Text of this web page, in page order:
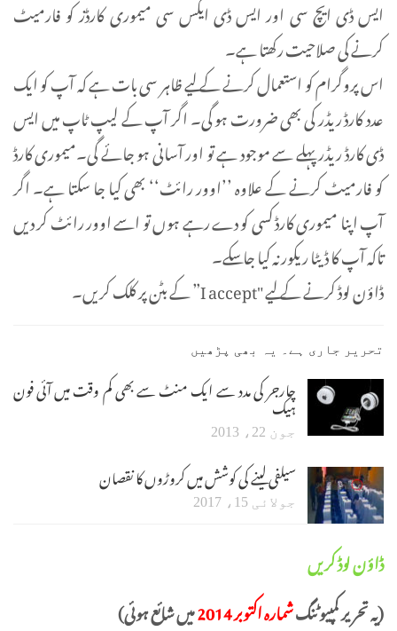
ایس ڈی ایچ سی اور ایس ڈی ایکس سی میموری کارڈز کو فارمیٹ
کرنے کی صلاحیت رکھتا ہے۔
اس پروگرام کو استعمال کرنے کے لیے ظاہر سی بات ہے کہ آپ کو ایک
عدد کارڈ ریڈر کی بھی ضرورت ہو گی۔ اگر آپ کے لیپ ٹاپ میں ایس
ڈی کارڈ ریڈر پہلے سے موجود ہے تو اور آسانی ہو جائے گی۔میموری کارڈ
کو فارمیٹ کرنے کے علاوہ ’’اوور رائٹ‘‘ بھی کیا جا سکتا ہے۔ اگر
آپ اپنا میموری کارڈ کسی کو دے رہے ہوں تو اسے اوور رائٹ کر دیں
تاکہ آپ کا ڈیٹا ریکور نہ کیا جا سکے۔
ڈاؤن لوڈ کرنے کے لیے "I accept” کے بٹن پر کلک کریں۔
تحریر جاری ہے۔ یہ بھی پڑھیں
چارجر کی مدد سے ایک منٹ سے بھی کم وقت میں آئی فون
ہیک
جون 22، 2013
سیلفی لینے کی کوشش میں کروڑوں کا نقصان
جولائی 15، 2017
ڈاؤن لوڈ کریں
(یہ تحریر کمپیوٹنگشمارہ اکتوبر 2014 میں شائع ہوئی)